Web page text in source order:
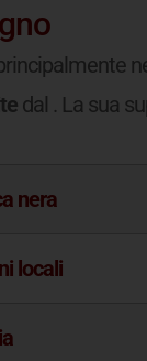
dal . La sua
nera
locali